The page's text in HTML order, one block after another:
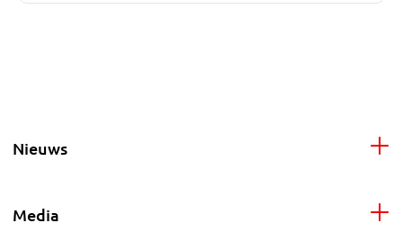
Nieuws
Media